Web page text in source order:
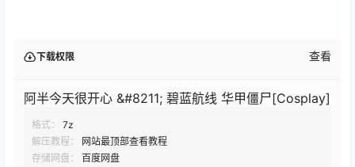
下载权限 查看
阿半今天很开心 &#8211; 碧蓝航线 华甲僵尸[Cosplay]
格式：
7z
解压教程：
网站最顶部查看教程
存储网盘：
百度网盘